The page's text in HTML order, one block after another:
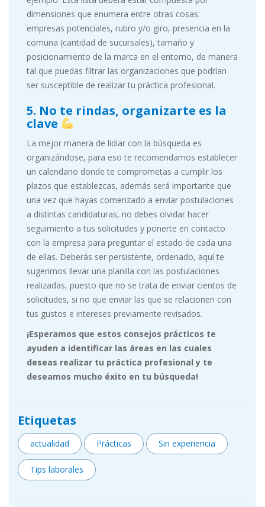
dimensiones que enumera entre otras cosas:
empresas potenciales, rubro y/o giro, presencia en la
comuna (cantidad de sucursales), tamaño y
posicionamiento de la marca en el entorno, de manera
tal que puedas filtrar las organizaciones que podrían
ser susceptible de realizar tu práctica profesional.
5. No te rindas, organizarte es la
clave
La mejor manera de lidiar con la búsqueda es
organizándose, para eso te recomendamos establecer
un calendario donde te comprometas a cumplir los
plazos que establezcas, además será importante que
una vez que hayas comenzado a enviar postulaciones
a distintas candidaturas, no debes olvidar hacer
seguimiento a tus solicitudes y ponerte en contacto
con la empresa para preguntar el estado de cada una
de ellas. Deberás ser persistente, ordenado, aquí te
sugerimos llevar una planilla con las postulaciones
realizadas, puesto que no se trata de enviar cientos de
solicitudes, si no que enviar las que se relacionen con
tus gustos e intereses previamente revisados.
¡Esperamos que estos consejos prácticos te
ayuden a identificar las áreas en las cuales
deseas realizar tu práctica profesional y te
deseamos mucho éxito en tu búsqueda!
Etiquetas
actualidad Prácticas Sin experiencia
Tips laborales